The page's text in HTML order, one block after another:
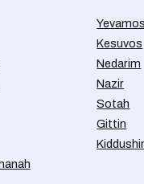
Yevamos
Kesuvos
Nedarim
Nazir
Sotah
Gittin